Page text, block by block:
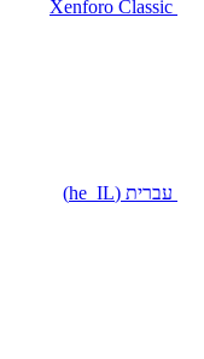
עברית (he_IL)